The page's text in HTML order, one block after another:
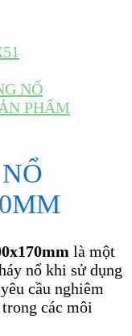
NỔ
PHẨM
là một
nổ khi sử dụng
cầu nghiêm
các môi